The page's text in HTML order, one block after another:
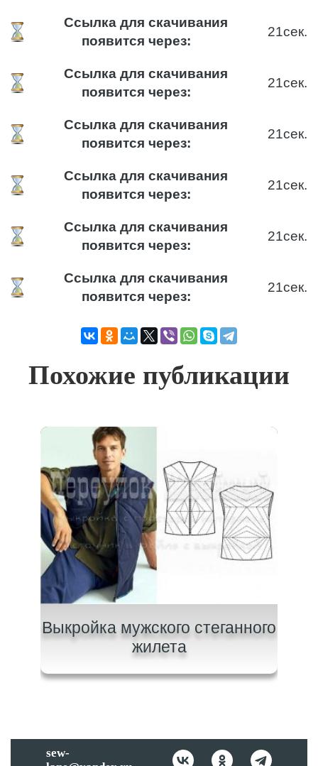
Ссылка для скачивания
появится через:
20сек.
Ссылка для скачивания
появится через:
20сек.
Ссылка для скачивания
появится через:
20сек.
Ссылка для скачивания
появится через:
20сек.
Ссылка для скачивания
появится через:
20сек.
Ссылка для скачивания
появится через:
20сек.
Похожие публикации
Выкройка мужского стеганного
жилета
sew-